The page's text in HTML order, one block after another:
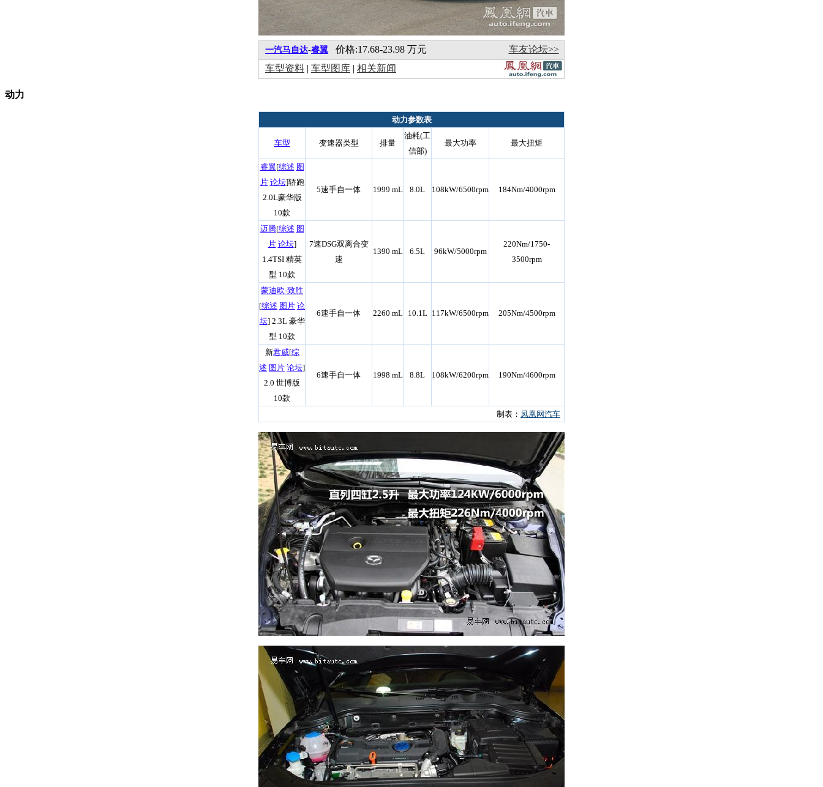
一汽马自达-睿翼 价格:17.68-23.98 万元
车友论坛>>
车型资料 | 车型图库 | 相关新闻
动力
动力参数表
车型 变速器类型 排量
油耗(工
信部)
最大功率 最大扭矩
睿翼[综述 图
片 论坛]轿跑
2.0L豪华版
10款
5速手自一体 1999 mL 8.0L 108kW/6500rpm 184Nm/4000rpm
迈腾[综述 图
片 论坛]
1.4TSI 精英
型 10款
7速DSG双离合变
速
1390 mL 6.5L 96kW/5000rpm
220Nm/1750-
3500rpm
蒙迪欧-致胜
[综述 图片 论
坛] 2.3L 豪华
型 10款
6速手自一体 2260 mL 10.1L 117kW/6500rpm 205Nm/4500rpm
新君威[综
述 图片 论坛]
2.0 世博版
10款
6速手自一体 1998 mL 8.8L 108kW/6200rpm 190Nm/4600rpm
制表： 凤凰网汽车